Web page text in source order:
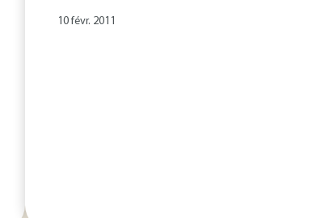
10 févr. 2011